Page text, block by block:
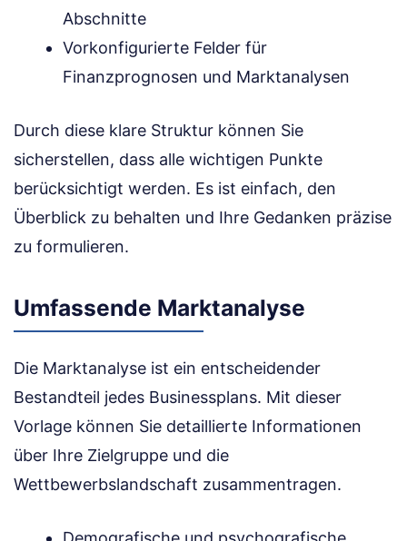
Abschnitte
Vorkonfigurierte Felder für
Finanzprognosen und Marktanalysen
Durch diese klare Struktur können Sie
sicherstellen, dass alle wichtigen Punkte
berücksichtigt werden. Es ist einfach, den
Überblick zu behalten und Ihre Gedanken präzise
zu formulieren.
Umfassende Marktanalyse
Die Marktanalyse ist ein entscheidender
Bestandteil jedes Businessplans. Mit dieser
Vorlage können Sie detaillierte Informationen
über Ihre Zielgruppe und die
Wettbewerbslandschaft zusammentragen.